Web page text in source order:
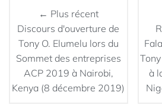
← Plus récent
Discours d'ouverture de
Tony O. Elumelu lors du
Sommet des entreprises
ACP 2019 à Nairobi,
Kenya (8 décembre 2019)
à